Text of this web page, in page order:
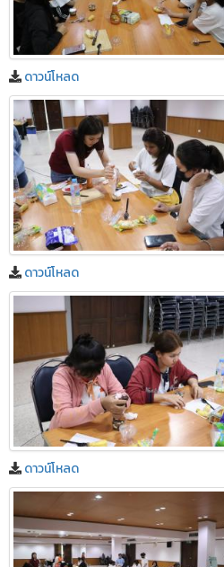
ดาวน์โหลด
ดาวน์โหลด
ดาวน์โหลด